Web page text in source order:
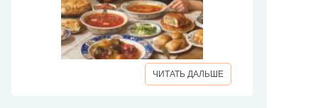
ЧИТАТЬ ДАЛЬШЕ